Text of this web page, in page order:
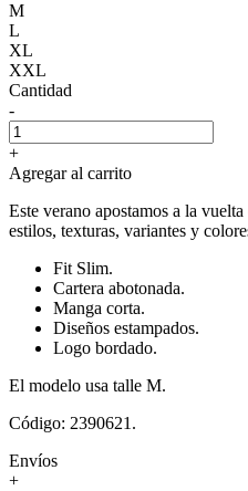
M
L
XL
XXL
Cantidad
-
+
Agregar al carrito
Este verano apostamos a la
estilos, texturas, variantes y
Fit Slim.
Cartera abotonada.
Manga corta.
Diseños estampados.
Logo bordado.
El modelo usa talle M.
Código: 2390621.
Envíos
+